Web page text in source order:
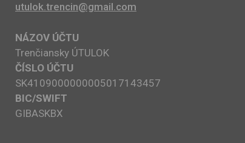
utulok.trencin@gmail.com
NÁZOV ÚČTU
Trenčiansky ÚTULOK
ČÍSLO ÚČTU
SK4109000000005017143457
BIC/SWIFT
GIBASKBX